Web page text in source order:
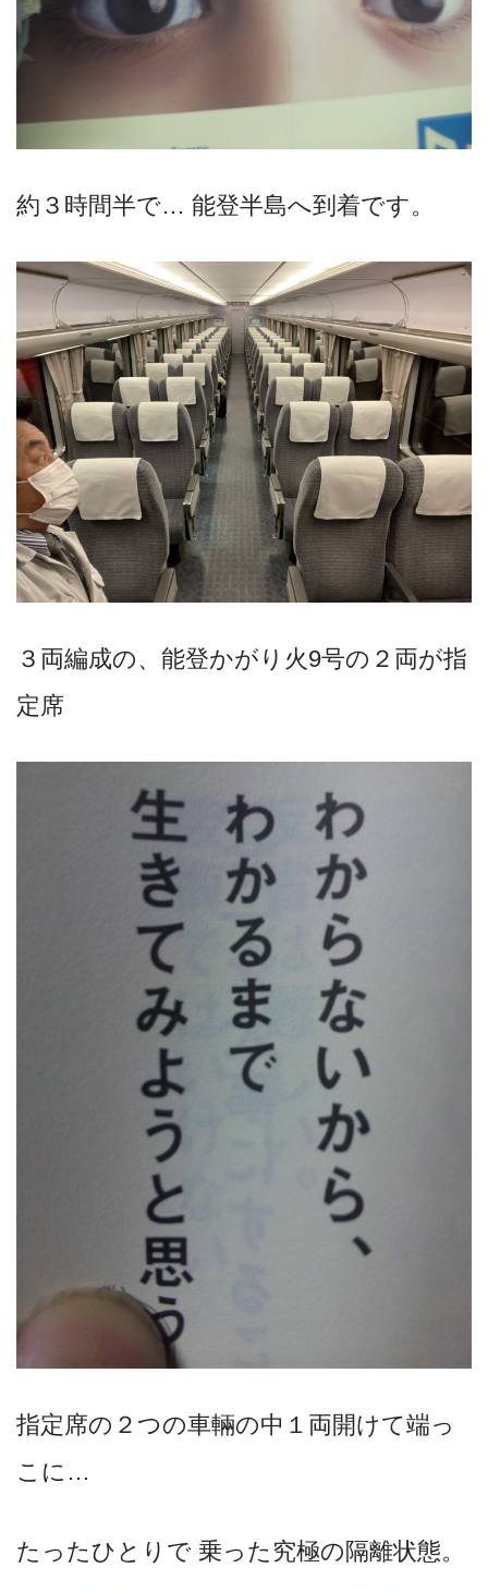
約３時間半で… 能登半島へ到着です。
３両編成の、能登かがり火9号の２両が指
定席
指定席の２つの車輛の中１両開けて端っ
こに…
たったひとりで 乗った究極の隔離状態。